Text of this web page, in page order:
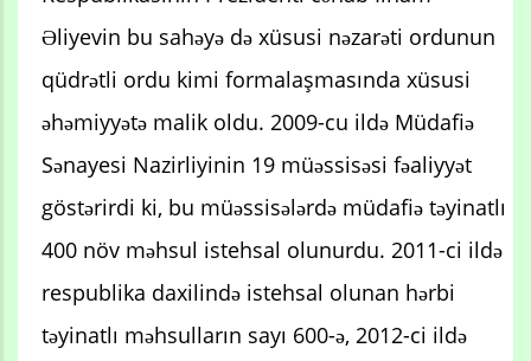
Əliyevin bu sahəyə də xüsusi nəzarəti ordunun
qüdrətli ordu kimi formalaşmasında xüsusi
əhəmiyyətə malik oldu. 2009-cu ildə Müdafiə
Sənayesi Nazirliyinin 19 müəssisəsi fəaliyyət
göstərirdi ki, bu müəssisələrdə müdafiə təyinatlı
400 növ məhsul istehsal olunurdu. 2011-ci ildə
respublika daxilində istehsal olunan hərbi
təyinatlı məhsulların sayı 600-ə, 2012-ci ildə